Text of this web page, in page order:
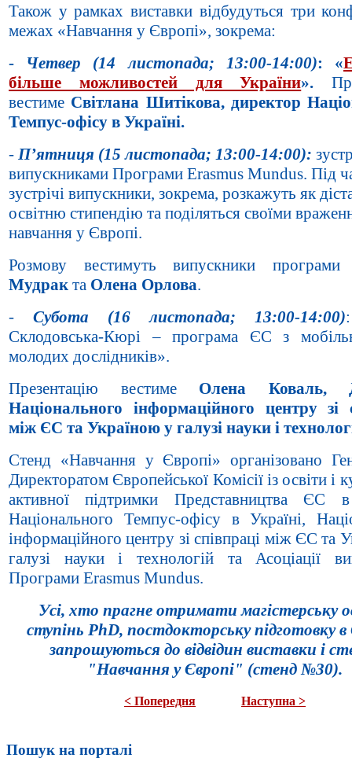
Також у рамках виставки відбудуться три
межах «Навчання у Європі», зокрема:
- Четвер (14 листопада; 13:00-14:00): «
більше можливостей для України».
вестиме Світлана Шитікова, директор
Темпус-офісу в Україні.
- П’ятниця (15 листопада; 13:00-14:00):
випускниками Програми Erasmus Mundus. Під
зустрічі випускники, зокрема, розкажуть як
освітню стипендію та поділяться своїми
навчання у Європі.
Розмову вестимуть випускники
Мудрак та Олена Орлова.
- Субота (16 листопада; 13:00-14:00)
Склодовська-Кюрі – програма ЄС з
молодих дослідників».
Презентацію вестиме Олена Коваль,
Національного інформаційного центру зі
між ЄС та Україною у галузі науки і
Стенд «Навчання у Європі» організовано
Директоратом Європейської Комісії із освіти і
активної підтримки Представництва ЄС в
Національного Темпус-офісу в Україні,
інформаційного центру зі співпраці між ЄС та
галузі науки і технологій та Асоціації
Програми Erasmus Mundus.
Усі, хто прагне отримати магістерську
ступінь PhD, постдокторську підготовку в
запрошуються до відвідин виставки і
"Навчання у Європі" (стенд №30).
< Попередня Наступна >
Пошук на порталі